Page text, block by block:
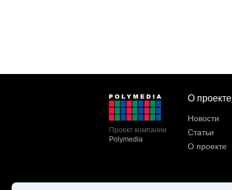
Проект компании
Polymedia
О проекте
Новости
Статьи
О проекте